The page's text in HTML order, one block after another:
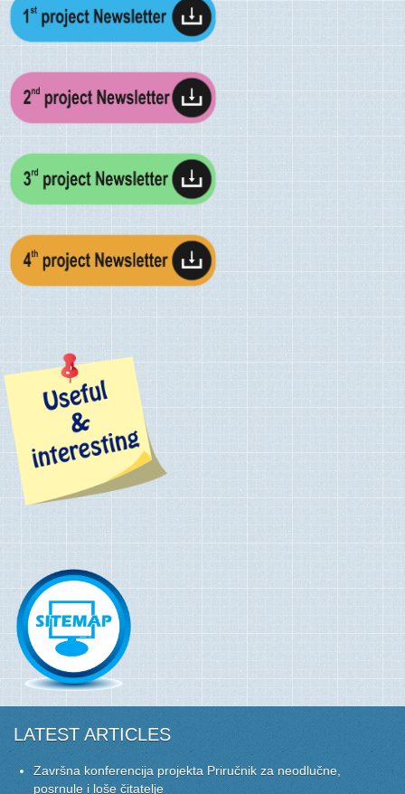
LATEST ARTICLES
Završna konferencija projekta Priručnik za neodlučne,
posrnule i loše čitatelje